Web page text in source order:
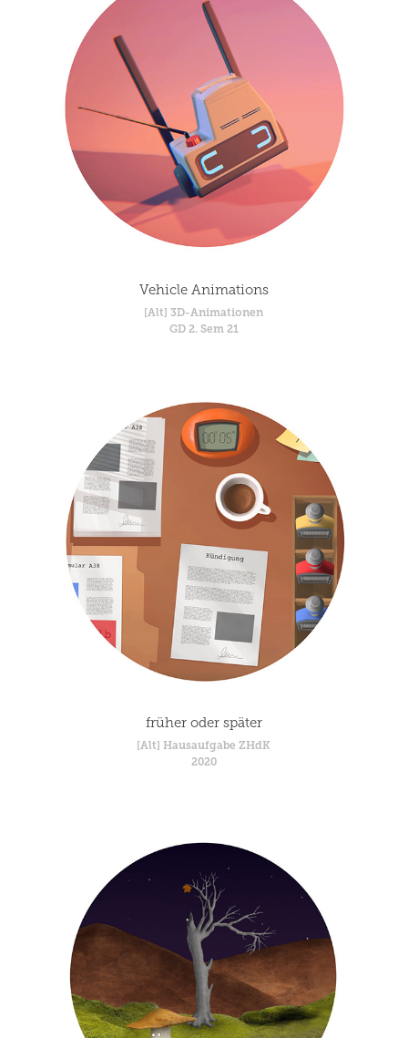
Vehicle Animations
[Alt] 3D-Animationen
GD 2. Sem 21
früher oder später
[Alt] Hausaufgabe ZHdK
2020